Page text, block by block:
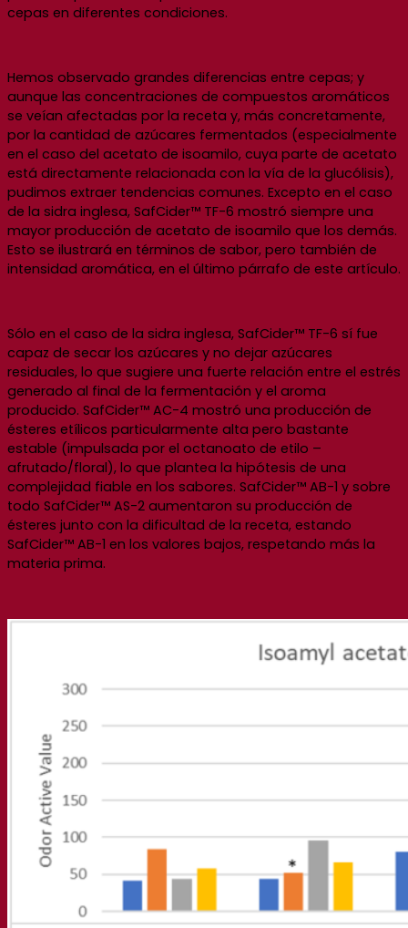
cepas en diferentes condiciones.
Hemos observado grandes diferencias entre cepas; y
aunque las concentraciones de compuestos aromáticos
se veían afectadas por la receta y, más concretamente,
por la cantidad de azúcares fermentados (especialmente
en el caso del acetato de isoamilo, cuya parte de acetato
está directamente relacionada con la vía de la glucólisis),
pudimos extraer tendencias comunes. Excepto en el caso
de la sidra inglesa, SafCider™ TF-6 mostró siempre una
mayor producción de acetato de isoamilo que los demás.
Esto se ilustrará en términos de sabor, pero también de
intensidad aromática, en el último párrafo de este artículo.
Sólo en el caso de la sidra inglesa, SafCider™ TF-6 sí fue
capaz de secar los azúcares y no dejar azúcares
residuales, lo que sugiere una fuerte relación entre el estrés
generado al final de la fermentación y el aroma
producido. SafCider™ AC-4 mostró una producción de
ésteres etílicos particularmente alta pero bastante
estable (impulsada por el octanoato de etilo –
afrutado/floral), lo que plantea la hipótesis de una
complejidad fiable en los sabores. SafCider™ AB-1 y sobre
todo SafCider™ AS-2 aumentaron su producción de
ésteres junto con la dificultad de la receta, estando
SafCider™ AB-1 en los valores bajos, respetando más la
materia prima.